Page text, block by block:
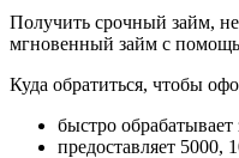
Получить срочный займ,
мгновенный займ с
Куда обратиться, чтобы
быстро
предоставляет 5000,